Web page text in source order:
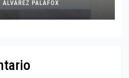
ÁLVAREZ PALAFOX